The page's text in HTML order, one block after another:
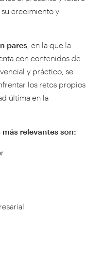
crecimiento y
pares , en la que la
con contenidos de
y práctico, se
los retos propios
última en la
relevantes son: